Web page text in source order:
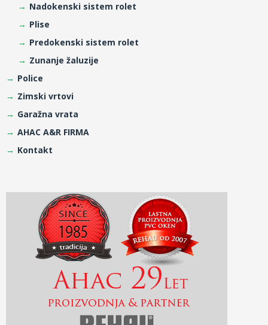
Nadokenski sistem rolet
Plise
Predokenski sistem rolet
Zunanje žaluzije
Police
Zimski vrtovi
Garažna vrata
AHAC A&R FIRMA
Kontakt